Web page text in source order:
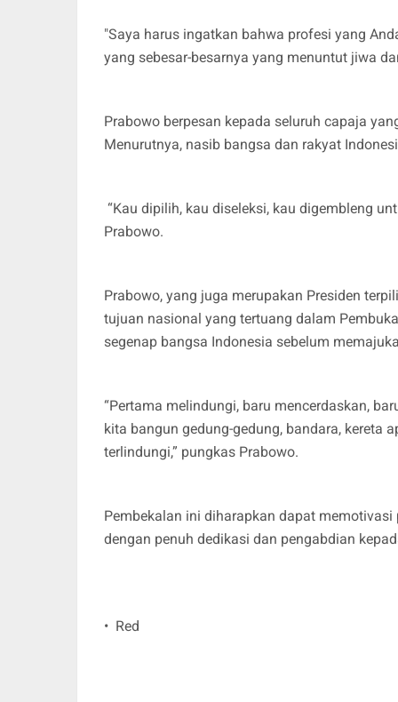
"Saya harus ingatkan bahwa profesi yang
yang sebesar-besarnya yang menuntut jiwa
Prabowo berpesan kepada seluruh capaja
Menurutnya, nasib bangsa dan rakyat
“Kau dipilih, kau diseleksi, kau digembleng
Prabowo.
Prabowo, yang juga merupakan Presiden
tujuan nasional yang tertuang dalam
segenap bangsa Indonesia sebelum
“Pertama melindungi, baru mencerdaskan,
kita bangun gedung-gedung, bandara, kereta
terlindungi,” pungkas Prabowo.
Pembekalan ini diharapkan dapat
dengan penuh dedikasi dan pengabdian
• Red